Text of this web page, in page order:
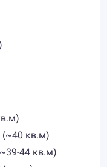
(~40 кв.м)
44 кв.м)